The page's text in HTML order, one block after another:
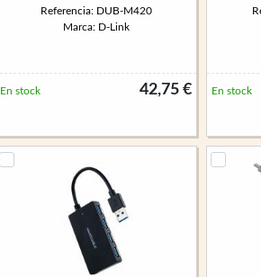
Referencia: DUB-M420
Marca: D-Link
42,75 €
En stock En stock